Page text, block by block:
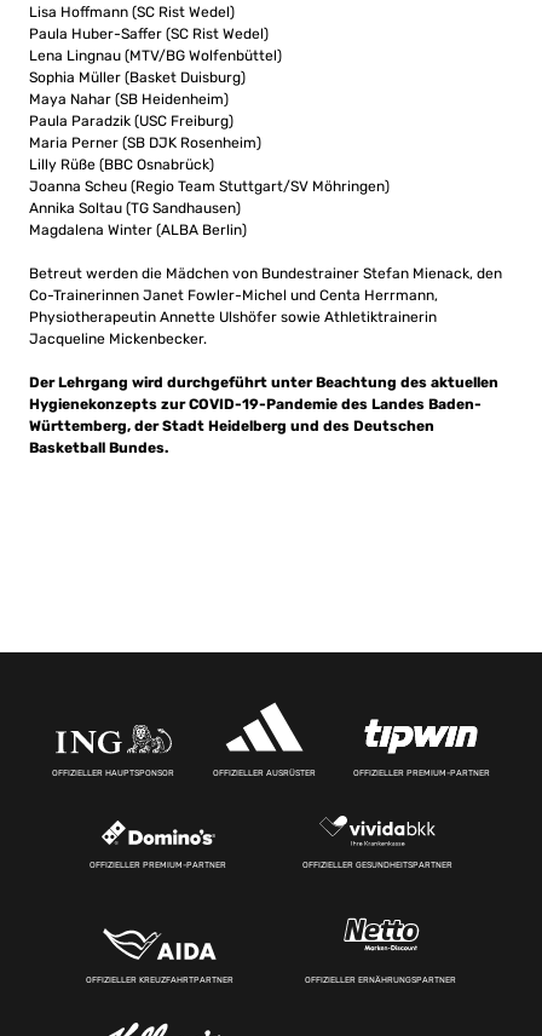
Lisa Hoffmann (SC Rist Wedel)
Paula Huber-Saffer (SC Rist Wedel)
Lena Lingnau (MTV/BG Wolfenbüttel)
Sophia Müller (Basket Duisburg)
Maya Nahar (SB Heidenheim)
Paula Paradzik (USC Freiburg)
Maria Perner (SB DJK Rosenheim)
Lilly Rüße (BBC Osnabrück)
Joanna Scheu (Regio Team Stuttgart/SV Möhringen)
Annika Soltau (TG Sandhausen)
Magdalena Winter (ALBA Berlin)
Betreut werden die Mädchen von Bundestrainer Stefan Mienack, den
Co-Trainerinnen Janet Fowler-Michel und Centa Herrmann,
Physiotherapeutin Annette Ulshöfer sowie Athletiktrainerin
Jacqueline Mickenbecker.
Der Lehrgang wird durchgeführt unter Beachtung des aktuellen
Hygienekonzepts zur COVID-19-Pandemie des Landes Baden-
Württemberg, der Stadt Heidelberg und des Deutschen
Basketball Bundes.
OFFIZIELLER HAUPTSPONSOR OFFIZIELLER AUSRÜSTER OFFIZIELLER PREMIUM-PARTNER
OFFIZIELLER PREMIUM-PARTNER OFFIZIELLER GESUNDHEITSPARTNER
OFFIZIELLER KREUZFAHRTPARTNER OFFIZIELLER ERNÄHRUNGSPARTNER